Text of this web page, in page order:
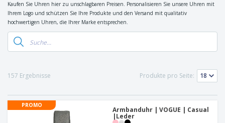
Kaufen Sie Uhren hier zu unschlagbaren Preisen. Personalisieren Sie unsere Uhren mit
Ihrem Logo und schützen Sie Ihre Produkte und den Versand mit qualitativ
hochwertigen Uhren, die Ihrer Marke entsprechen.
157 Ergebnisse Produkte pro Seite:
PROMO
Armbanduhr | VOGUE | Casual
|Leder